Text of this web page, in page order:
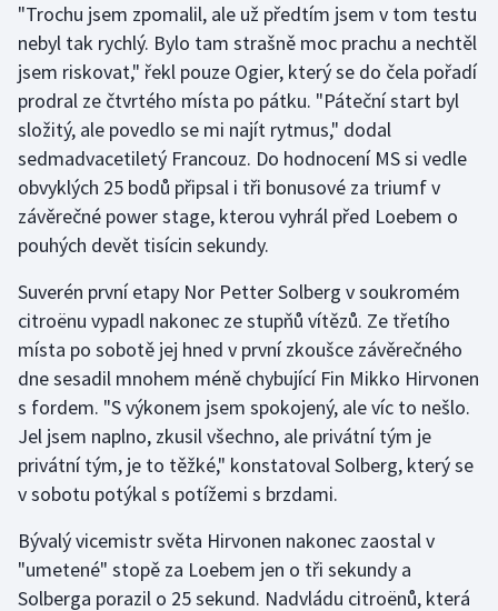
Plavání
Plážový volejbal
Ragby
Rychlobruslení
Rychlostní kanoistika
Short track
Sportovní střelba
Stolní tenis
Triatlon
Vodní slalom
"Trochu jsem zpomalil, ale už předtím jsem v tom testu
nebyl tak rychlý. Bylo tam strašně moc prachu a nechtěl
jsem riskovat," řekl pouze Ogier, který se do čela pořadí
prodral ze čtvrtého místa po pátku. "Páteční start byl
složitý, ale povedlo se mi najít rytmus," dodal
sedmadvacetiletý Francouz. Do hodnocení MS si vedle
obvyklých 25 bodů připsal i tři bonusové za triumf v
závěrečné power stage, kterou vyhrál před Loebem o
pouhých devět tisícin sekundy.
Suverén první etapy Nor Petter Solberg v soukromém
citroënu vypadl nakonec ze stupňů vítězů. Ze třetího
místa po sobotě jej hned v první zkoušce závěrečného
dne sesadil mnohem méně chybující Fin Mikko Hirvonen
s fordem. "S výkonem jsem spokojený, ale víc to nešlo.
Jel jsem naplno, zkusil všechno, ale privátní tým je
privátní tým, je to těžké," konstatoval Solberg, který se
v sobotu potýkal s potížemi s brzdami.
Bývalý vicemistr světa Hirvonen nakonec zaostal v
"umetené" stopě za Loebem jen o tři sekundy a
Solberga porazil o 25 sekund. Nadvládu citroënů, která